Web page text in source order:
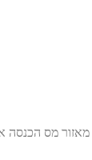
מס הכנסה